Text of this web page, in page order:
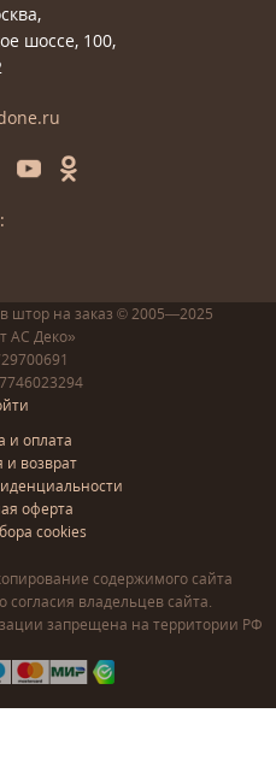
шоссе, 100,
штор на заказ © 2005—2025
АС Деко»
и оплата
и возврат
оферта
cookies
содержимого сайта
владельцев сайта.
запрещена на территории РФ